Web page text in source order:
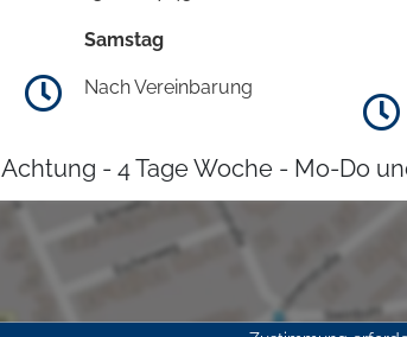
Samstag
Nach Vereinbarung
Achtung - 4 Tage Woche - Mo-Do